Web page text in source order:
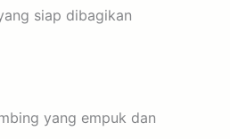
siap dibagikan
yang empuk dan